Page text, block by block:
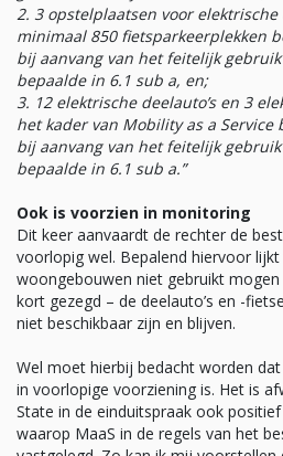
2. 3 opstelplaatsen voor
minimaal 850 fietsparkeerplekken
bij aanvang van het feitelijk
bepaalde in 6.1 sub a, en;
3. 12 elektrische deelauto’s en 3
het kader van Mobility as a
bij aanvang van het feitelijk
bepaalde in 6.1 sub a.”
Ook is voorzien in monitoring
Dit keer aanvaardt de rechter de
voorlopig wel. Bepalend hiervoor
woongebouwen niet gebruikt
kort gezegd – de deelauto’s en -
niet beschikbaar zijn en blijven.
Wel moet hierbij bedacht worden dat
in voorlopige voorziening is. Het is
State in de einduitspraak ook
waarop MaaS in de regels van het